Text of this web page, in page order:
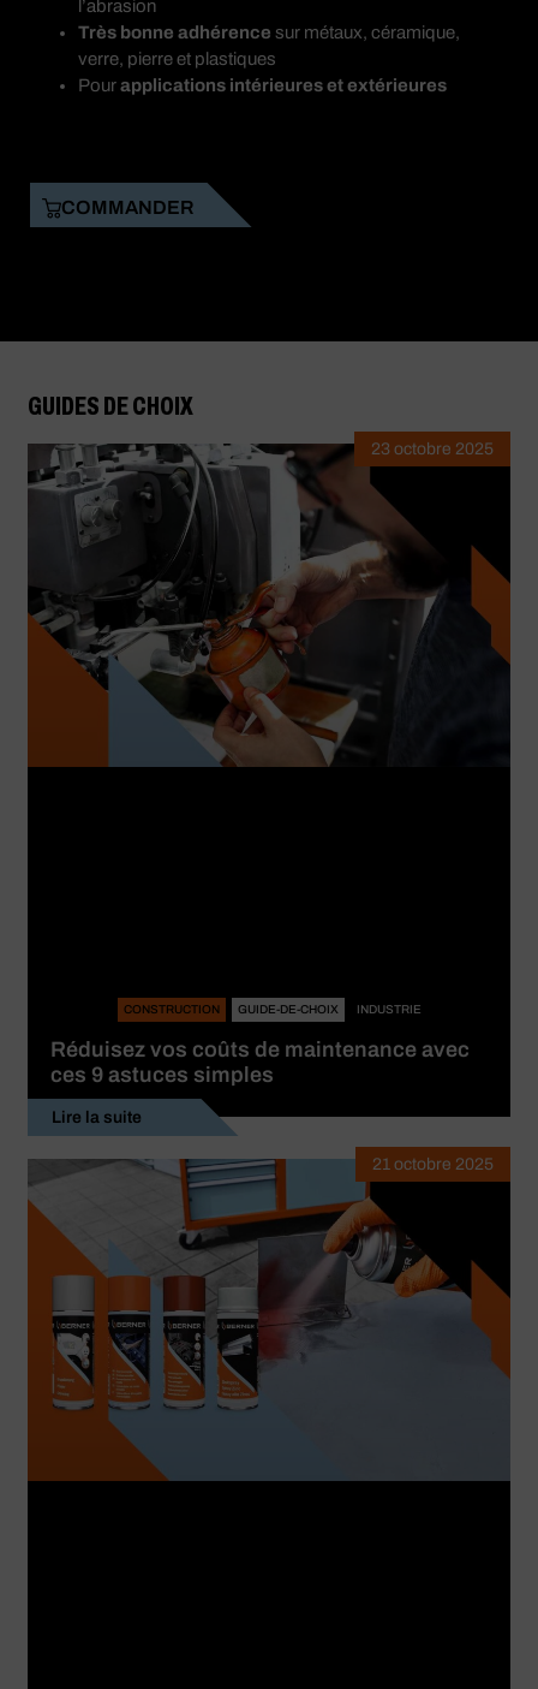
l’abrasion
Très bonne adhérence sur métaux, céramique,
verre, pierre et plastiques
Pourapplications intérieures et extérieures
COMMANDER
GUIDES DE CHOIX
CONSTRUCTION GUIDE-DE-CHOIX INDUSTRIE
Réduisez vos coûts de maintenance avec
ces 9 astuces simples
Lire la suite
23 octobre 2025
21 octobre 2025